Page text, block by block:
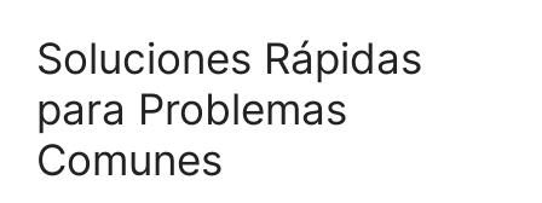
Soluciones Rápidas
para Problemas
Comunes